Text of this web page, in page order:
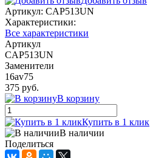
Артикул: CAP513UN
Характеристики:
Все характеристики
Артикул
CAP513UN
Заменители
16av75
375 руб.
В корзину
Купить в 1 клик
В наличии
Поделиться